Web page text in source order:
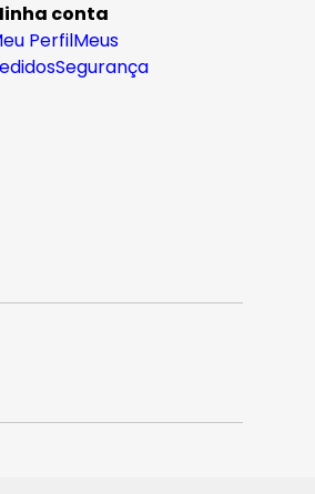
conta
PerfilMeus
Segurança